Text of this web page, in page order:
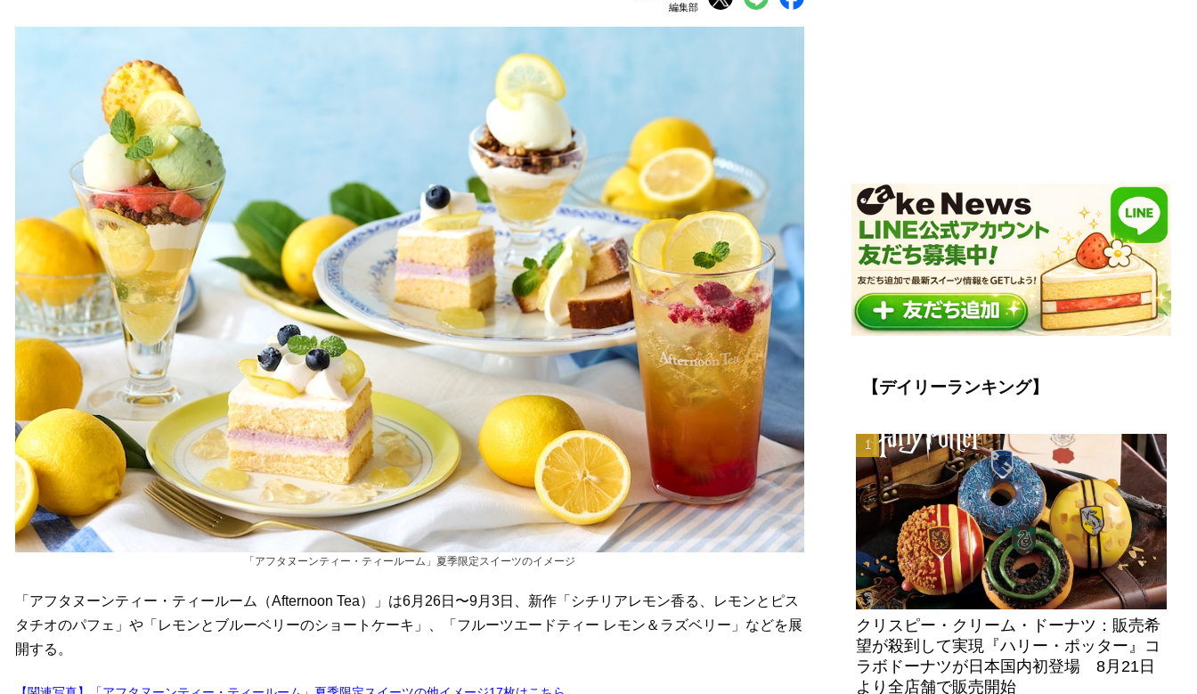
編集部
「アフタヌーンティー・ティールーム」夏季限定スイーツのイメージ
「アフタヌーンティー・ティールーム（Afternoon Tea）」は6月26日〜9月3日、新作「シチリアレモン香る、レモンとピス
タチオのパフェ」や「レモンとブルーベリーのショートケーキ」、「フルーツエードティー レモン＆ラズベリー」などを展
開する。
【デイリーランキング】
クリスピー・クリーム・ドーナツ：販売希
望が殺到して実現『ハリー・ポッター』コ
ラボドーナツが日本国内初登場 8月21日
より全店舗で販売開始